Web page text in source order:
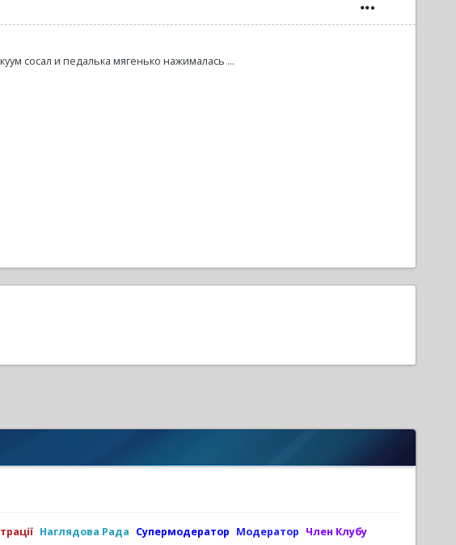
сосал и педалька мягенько нажималась ...
Наглядова Рада Супермодератор Модератор Член Клубу